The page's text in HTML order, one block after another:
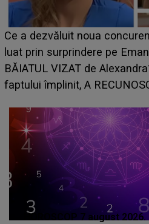
Ce a dezvăluit noua
luat prin surprindere pe
BĂIATUL VIZAT de
faptului împlinit, A
HOROSCOP 7 august